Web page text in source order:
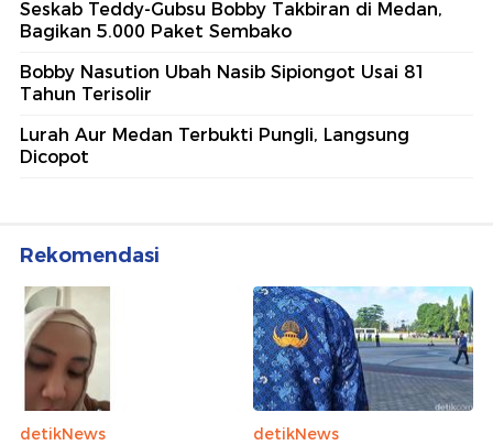
Seskab Teddy-Gubsu Bobby Takbiran di Medan,
Bagikan 5.000 Paket Sembako
Bobby Nasution Ubah Nasib Sipiongot Usai 81
Tahun Terisolir
Lurah Aur Medan Terbukti Pungli, Langsung
Dicopot
Rekomendasi
detikNews
detikNews